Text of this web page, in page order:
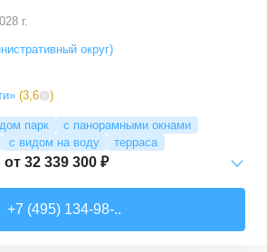
г.
округ)
(3,6 )
парк
с панорамными окнами
с видом на воду терраса
от 32 339 300 ₽
+7 (495) 134-98-..